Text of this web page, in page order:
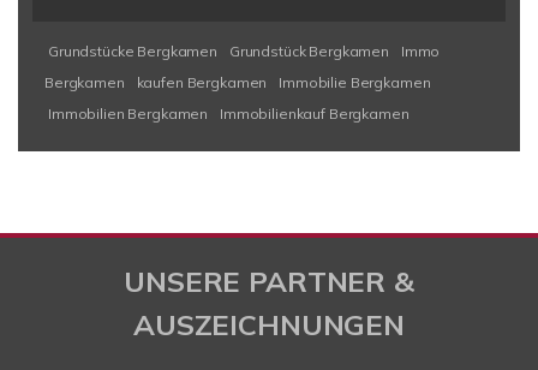
Grundstücke Bergkamen Grundstück Bergkamen
Immo
Bergkamen
kaufen Bergkamen
Immobilie Bergkamen
Immobilien Bergkamen
Immobilienkauf Bergkamen
UNSERE PARTNER &
AUSZEICHNUNGEN